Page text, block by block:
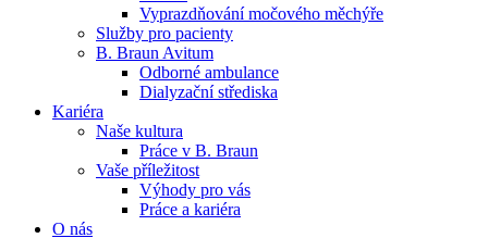
Vyprazdňování močového měchýře
Služby pro pacienty
B. Braun Avitum
Odborné ambulance
Dialyzační střediska
Kariéra
Naše kultura
Práce v B. Braun
Vaše příležitost​
Výhody pro vás
Práce a kariéra
O nás